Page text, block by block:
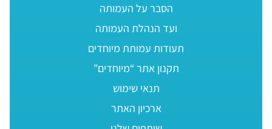
הסבר על העמותה
ועד הנהלת העמותה
תעודות עמותת מיוחדים
תקנון אתר “מיוחדים”
תנאי שימוש
ארכיון האתר